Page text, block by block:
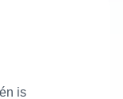
is